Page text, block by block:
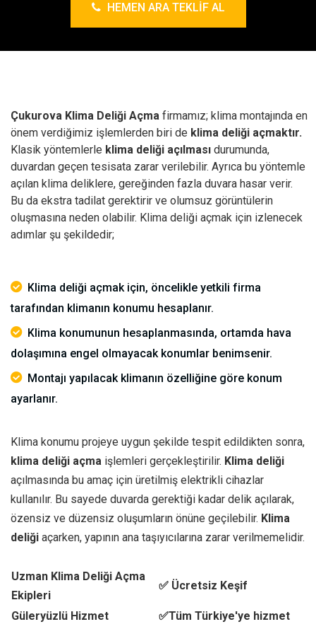
HEMEN ARA TEKLIF AL
Çukurova Klima Deliği Açma firmamız; klima montajında en
önem verdiğimiz işlemlerden biri de klima deliği açmaktır.
Klasik yöntemlerle klima deliği açılması durumunda,
duvardan geçen tesisata zarar verilebilir. Ayrıca bu yöntemle
açılan klima deliklere, gereğinden fazla duvara hasar verir.
Bu da ekstra tadilat gerektirir ve olumsuz görüntülerin
oluşmasına neden olabilir. Klima deliği açmak için izlenecek
adımlar şu şekildedir;
Klima deliği açmak için, öncelikle yetkili firma
tarafından klimanın konumu hesaplanır.
Klima konumunun hesaplanmasında, ortamda hava
dolaşımına engel olmayacak konumlar benimsenir.
Montajı yapılacak klimanın özelliğine göre konum
ayarlanır.
Klima konumu projeye uygun şekilde tespit edildikten sonra,
klima deliği açma işlemleri gerçekleştirilir. Klima deliği
açılmasında bu amaç için üretilmiş elektrikli cihazlar
kullanılır. Bu sayede duvarda gerektiği kadar delik açılarak,
özensiz ve düzensiz oluşumların önüne geçilebilir. Klima
deliği açarken, yapının ana taşıyıcılarına zarar verilmemelidir.
Uzman Klima Deliği Açma
Ekipleri
✅ Ücretsiz Keşif
Güleryüzlü Hizmet ✅Tüm Türkiye'ye hizmet